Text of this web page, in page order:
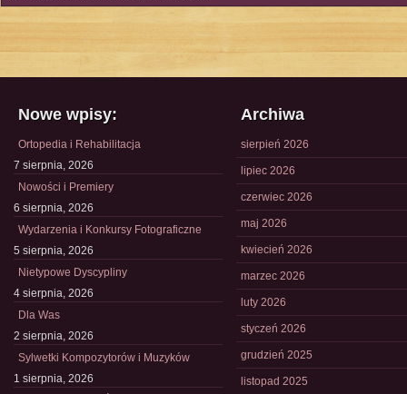
Nowe wpisy:
Ortopedia i Rehabilitacja
7 sierpnia, 2026
Nowości i Premiery
6 sierpnia, 2026
Wydarzenia i Konkursy Fotograficzne
5 sierpnia, 2026
Nietypowe Dyscypliny
4 sierpnia, 2026
Dla Was
2 sierpnia, 2026
Sylwetki Kompozytorów i Muzyków
1 sierpnia, 2026
Archiwa
sierpień 2026
lipiec 2026
czerwiec 2026
maj 2026
kwiecień 2026
marzec 2026
luty 2026
styczeń 2026
grudzień 2025
listopad 2025